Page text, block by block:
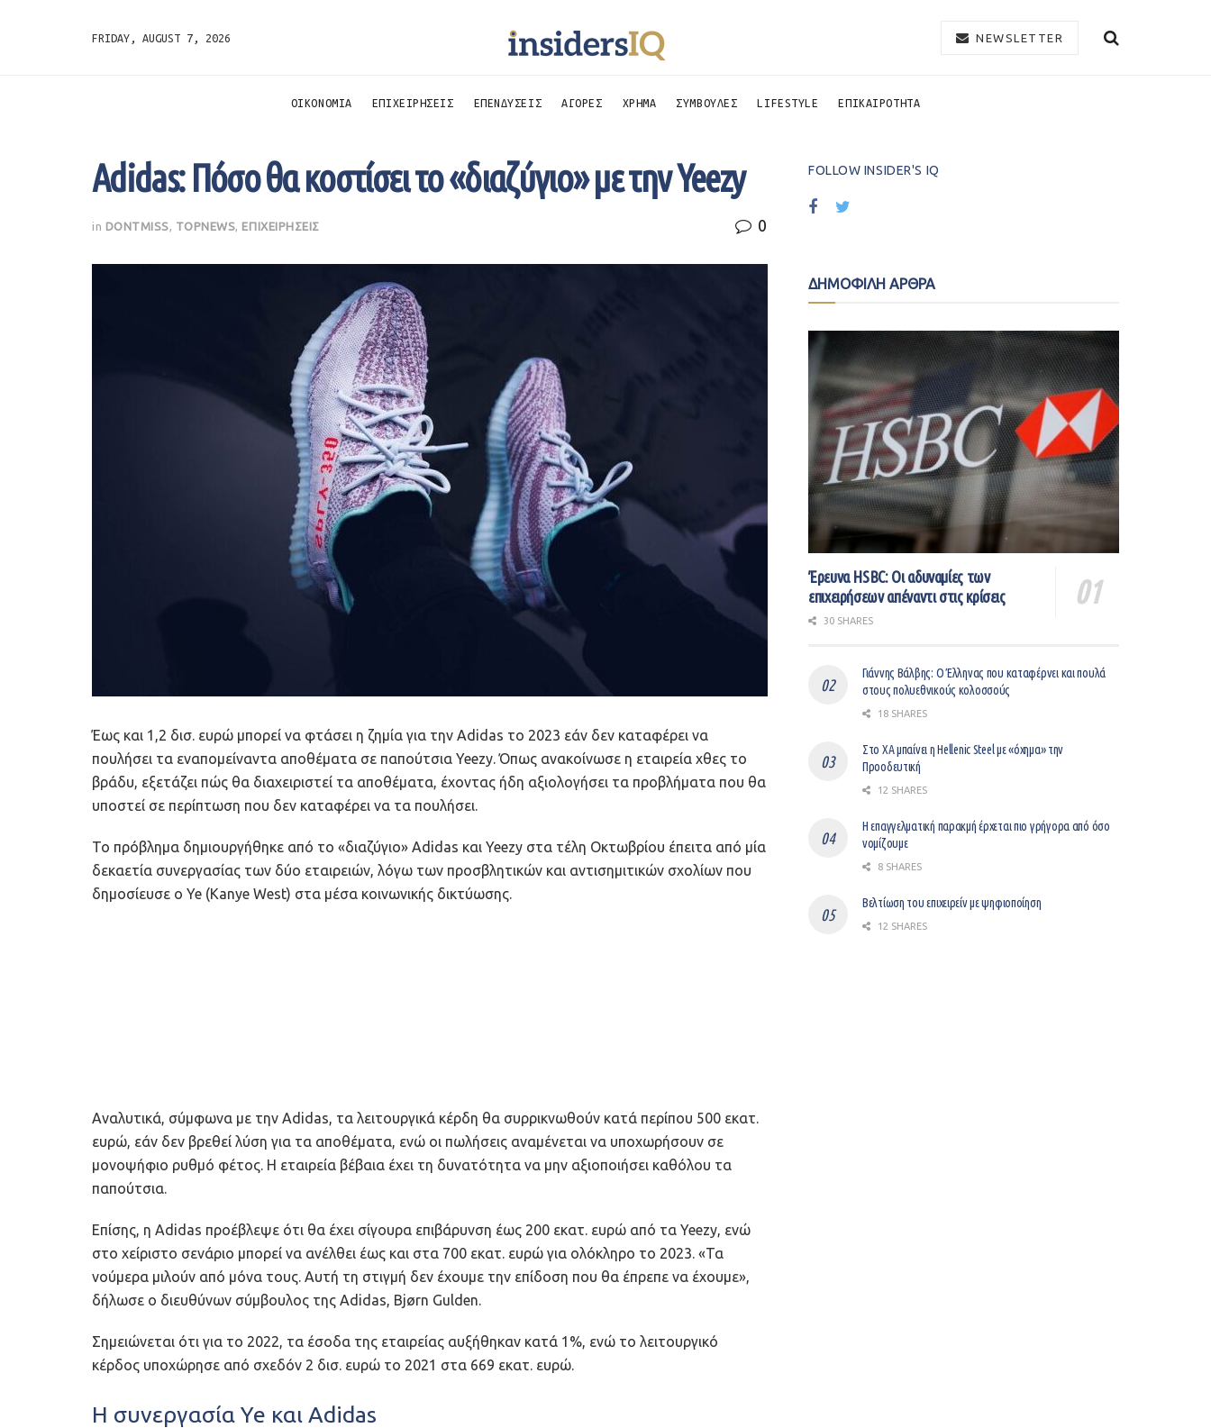
FRIDAY, AUGUST 7, 2026 NEWSLETTER
ΟΙΚΟΝΟΜΙΑ ΕΠΙΧΕΙΡΗΣΕΙΣ ΕΠΕΝΔΥΣΕΙΣ ΑΓΟΡΕΣ ΧΡΗΜΑ ΣΥΜΒΟΥΛΕΣ LIFESTYLE ΕΠΙΚΑΙΡΟΤΗΤΑ
Adidas: Πόσο θα κοστίσει το «διαζύγιο» με την Yeezy
in DONTMISS TOPNEWS ΕΠΙΧΕΙΡΗΣΕΙΣ 0
Έως και 1,2 δισ. ευρώ μπορεί να φτάσει η ζημία για την Adidas το 2023 εάν δεν καταφέρει να
πουλήσει τα εναπομείναντα αποθέματα σε παπούτσια Yeezy. Όπως ανακοίνωσε η εταιρεία χθες το
βράδυ, εξετάζει πώς θα διαχειριστεί τα αποθέματα, έχοντας ήδη αξιολογήσει τα προβλήματα που θα
υποστεί σε περίπτωση που δεν καταφέρει να τα πουλήσει.
Το πρόβλημα δημιουργήθηκε από το «διαζύγιο» Adidas και Yeezy στα τέλη Οκτωβρίου έπειτα από μία
δεκαετία συνεργασίας των δύο εταιρειών, λόγω των προσβλητικών και αντισημιτικών σχολίων που
δημοσίευσε ο Ye (Kanye West) στα μέσα κοινωνικής δικτύωσης.
Αναλυτικά, σύμφωνα με την Adidas, τα λειτουργικά κέρδη θα συρρικνωθούν κατά περίπου 500 εκατ.
ευρώ, εάν δεν βρεθεί λύση για τα αποθέματα, ενώ οι πωλήσεις αναμένεται να υποχωρήσουν σε
μονοψήφιο ρυθμό φέτος. Η εταιρεία βέβαια έχει τη δυνατότητα να μην αξιοποιήσει καθόλου τα
παπούτσια.
Επίσης, η Adidas προέβλεψε ότι θα έχει σίγουρα επιβάρυνση έως 200 εκατ. ευρώ από τα Yeezy, ενώ
στο χείριστο σενάριο μπορεί να ανέλθει έως και στα 700 εκατ. ευρώ για ολόκληρο το 2023. «Τα
νούμερα μιλούν από μόνα τους. Αυτή τη στιγμή δεν έχουμε την επίδοση που θα έπρεπε να έχουμε»,
δήλωσε ο διευθύνων σύμβουλος της Adidas, Bjørn Gulden.
Σημειώνεται ότι για το 2022, τα έσοδα της εταιρείας αυξήθηκαν κατά 1%, ενώ το λειτουργικό
κέρδος υποχώρησε από σχεδόν 2 δισ. ευρώ το 2021 στα 669 εκατ. ευρώ.
Η συνεργασία Ye και Adidas
FOLLOW INSIDER'S IQ
ΔΗΜΟΦΙΛΗ ΑΡΘΡΑ
Έρευνα HSBC: Οι αδυναμίες των
επιχειρήσεων απέναντι στις κρίσεις
30 SHARES
Γιάννης Βάλβης: O Έλληνας που καταφέρνει και πουλά
στους πολυεθνικούς κολοσσούς
18 SHARES
Στο ΧΑ μπαίνει η Hellenic Steel με «όχημα» την
Προοδευτική
12 SHARES
Η επαγγελματική παρακμή έρχεται πιο γρήγορα από όσο
νομίζουμε
8 SHARES
Βελτίωση του επιχειρείν με ψηφιοποίηση
12 SHARES